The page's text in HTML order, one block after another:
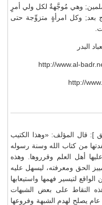
وهي مُوجَّهةٌ لكل ولي أمرٍ
بعد; وكل امرأةٍ متزوِّجة حتى
البدر
http://
قال المؤلف: «وهذا الكتيب
من كتاب الله وسنة رسوله
أهل العلم وقرروها. وهذه
الحق ومعرفته، ليسهل عليه
لتيسير فهمها واستيعابها
النقاط على بعض الشبهات
عام يصلح لهدم الشبهة وفروعها